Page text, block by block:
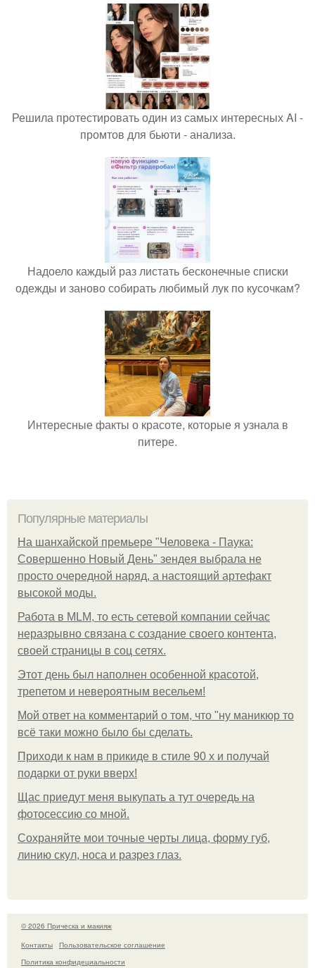
Решила протестировать один из самых интересных AI -
промтов для бьюти - анализа.
Надоело каждый раз листать бесконечные списки
одежды и заново собирать любимый лук по кусочкам?
Интересные факты о красоте, которые я узнала в
питере.
Популярные материалы
На шанхайской премьере "Человека - Паука:
Совершенно Новый День" зендея выбрала не
просто очередной наряд, а настоящий артефакт
высокой моды.
Работа в MLM, то есть сетевой компании сейчас
неразрывно связана с создание своего контента,
своей страницы в соц сетях.
Этот день был наполнен особенной красотой,
трепетом и невероятным весельем!
Мой ответ на комментарий о том, что "ну маникюр то
всё таки можно было бы сделать.
Приходи к нам в прикиде в стиле 90 х и получай
подарки от руки вверх!
Щас приедут меня выкупать а тут очередь на
фотосессию со мной.
Сохраняйте мои точные черты лица, форму губ,
линию скул, носа и разрез глаз.
© 2026 Прическа и макияж
Контакты
Пользовательское соглашение
Политика конфидециальности